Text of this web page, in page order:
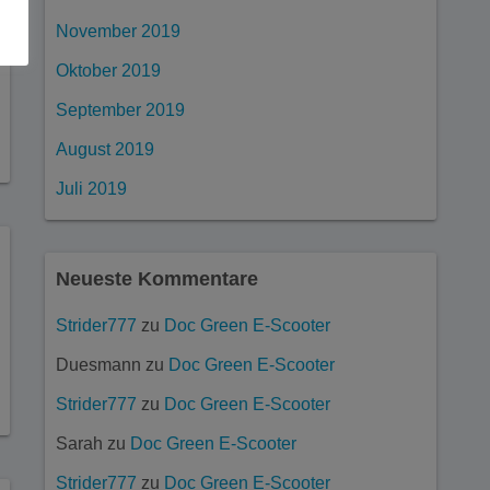
November 2019
Oktober 2019
September 2019
August 2019
Juli 2019
Neueste Kommentare
Strider777 zu Doc Green E-Scooter
Duesmann zu Doc Green E-Scooter
Strider777 zu Doc Green E-Scooter
Sarah zu Doc Green E-Scooter
Strider777 zu Doc Green E-Scooter